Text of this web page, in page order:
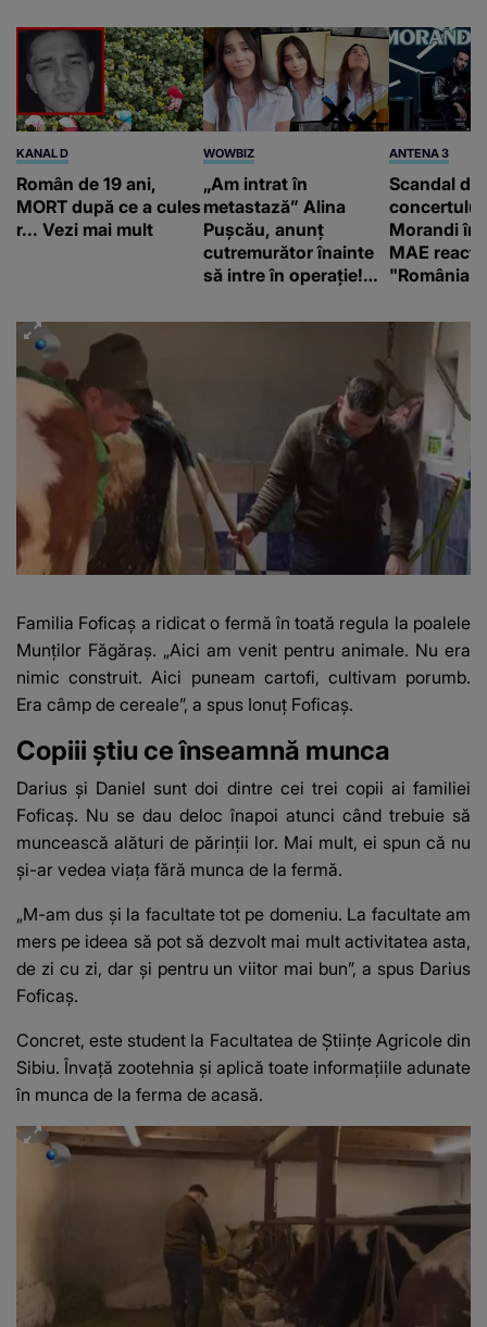
KANAL D
Român de 19 ani,
MORT după ce a cules
r... Vezi mai mult
WOWBIZ
„Am intrat în
metastază” Alina
Pușcău, anunț
cutremurător înainte
să intre în operație!
mesaj emoționant
ANTENA 3
Scandal
Morandi în
MAE
"România
a Georgiei"
Familia Foficaș a ridicat o fermă în toată regula la poalele
Munților Făgăraș. „Aici am venit pentru animale. Nu era
nimic construit. Aici puneam cartofi, cultivam porumb.
Era câmp de cereale”, a spus Ionuț Foficaș.
Copiii știu ce înseamnă munca
Darius și Daniel sunt doi dintre cei trei copii ai familiei
Foficaș. Nu se dau deloc înapoi atunci când trebuie să
muncească alături de părinții lor. Mai mult, ei spun că nu
și-ar vedea viața fără munca de la fermă.
„M-am dus și la facultate tot pe domeniu. La facultate am
mers pe ideea să pot să dezvolt mai mult activitatea asta,
de zi cu zi, dar și pentru un viitor mai bun”, a spus Darius
Foficaș.
Concret, este student la Facultatea de Științe Agricole din
Sibiu. Învață zootehnia și aplică toate informațiile adunate
în munca de la ferma de acasă.